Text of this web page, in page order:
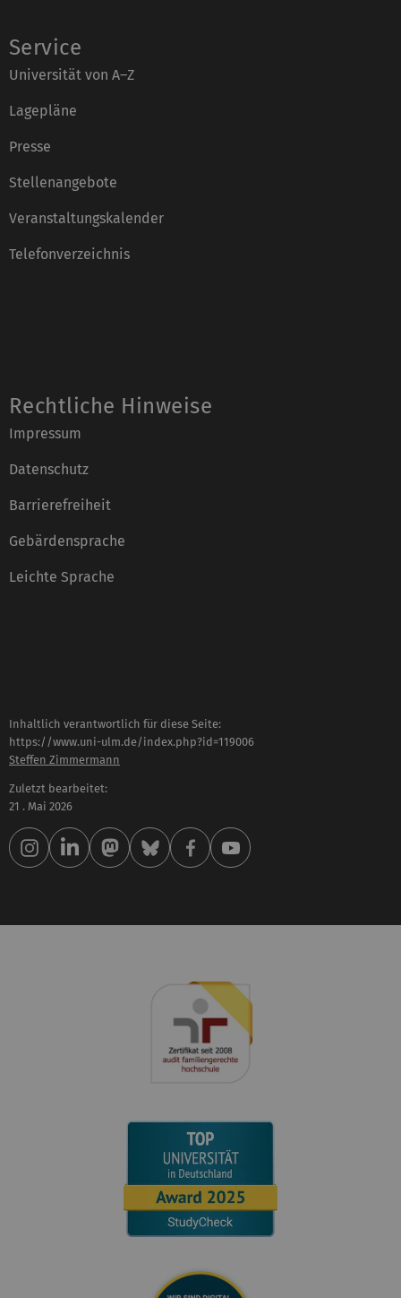
Service
Universität von A–Z
Lagepläne
Presse
Stellenangebote
Veranstaltungskalender
Telefonverzeichnis
Rechtliche Hinweise
Impressum
Datenschutz
Barrierefreiheit
Gebärdensprache
Leichte Sprache
Inhaltlich verantwortlich für diese Seite:
https://www.uni-ulm.de/index.php?id=119006
Steffen Zimmermann
Zuletzt bearbeitet:
21 . Mai 2026